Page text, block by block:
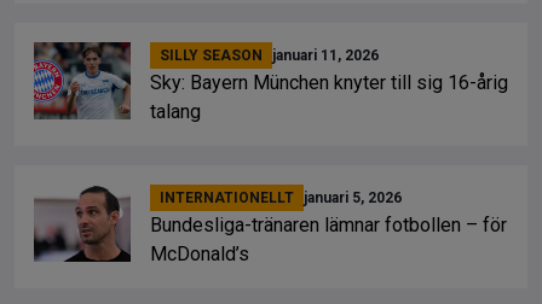
SILLY SEASON januari 11, 2026
Sky: Bayern München knyter till sig 16-årig
talang
INTERNATIONELLT januari 5, 2026
Bundesliga-tränaren lämnar fotbollen – för
McDonald’s